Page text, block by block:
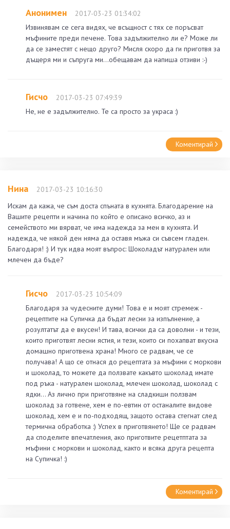
Анонимен
2017-03-23 01:34:02
Извинявам се сега видях, че всъщност с тях се поръсват
мъфините преди печене. Това задължително ли е? Може ли
да се заместят с нещо друго? Мисля скоро да ги приготвя за
дъщеря ми и съпруга ми...обещавам да напиша отзиви :-)
Гисчо
2017-03-23 07:49:39
Не, не е задължително. Те са просто за украса :)
Коментирай
Нина
2017-03-23 10:16:30
Искам да кажа, че съм доста спъната в кухнята. Благодарение на
Вашите рецепти и начина по който е описано всичко, аз и
семейството ми вярват, че има надежда за мен в кухнята. И
надежда, че някой ден няма да оставя мъжа си съвсем гладен.
Благодаря! :) И тук идва моят въпрос: Шоколадът натурален или
млечен да бъде?
Гисчо
2017-03-23 10:54:09
Благодаря за чудесните думи! Това е и моят стремеж -
рецептите на Супичка да бъдат лесни за изпълнение, а
розултатът да е вкусен! И тава, всички да са доволни - и тези,
които приготвят лесни ястия, и тези, които си похапват вкусна
домашно приготвена храна! Много се радвам, че се
получава! А що се отнася до рецептата за мъфини с моркови
и шоколад, то можете да ползвате какъвто шоколад имате
под ръка - натурален шоколад, млечен шоколад, шоколад с
ядки... Аз лично при приготвяне на сладкиши ползвам
шоколад за готвене, хем е по-евтин от останалите видове
шоколад, хем е и по-подходящ, защото остава стегнат след
термична обработка :) Успех в приготвянето! Ще се радвам
да споделите впечатления, ако приготвите рецетптата за
мъфини с моркови и шоколад, както и всяка друга рецепта
на Супичка! :)
Коментирай